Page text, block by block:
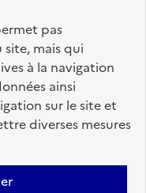
pas
mais qui
à la navigation
ainsi
sur le site et
diverses mesures